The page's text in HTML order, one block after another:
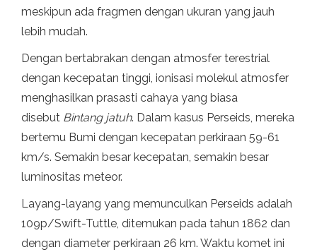
meskipun ada fragmen dengan ukuran yang jauh
lebih mudah.
Dengan bertabrakan dengan atmosfer terestrial
dengan kecepatan tinggi, ionisasi molekul atmosfer
menghasilkan prasasti cahaya yang biasa
disebut Bintang jatuh. Dalam kasus Perseids, mereka
bertemu Bumi dengan kecepatan perkiraan 59-61
km/s. Semakin besar kecepatan, semakin besar
luminositas meteor.
Layang-layang yang memunculkan Perseids adalah
109p/Swift-Tuttle, ditemukan pada tahun 1862 dan
dengan diameter perkiraan 26 km. Waktu komet ini